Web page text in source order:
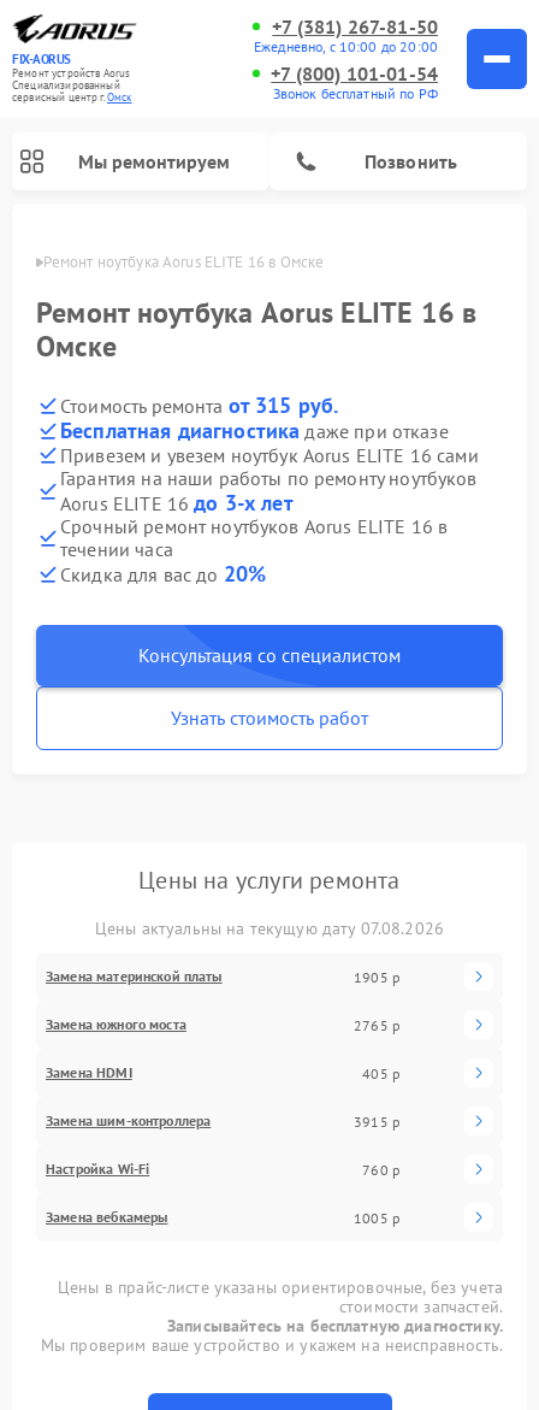
FIX-AORUS
Ремонт устройств Aorus
Специализированный
cервисный центр г.Омск
+7 (381) 267-81-50
Ежедневно, с 10:00 до 20:00
+7 (800) 101-01-54
Звонок бесплатный по РФ
Мы ремонтируем Позвонить
Ремонт ноутбука Aorus ELITE 16 в Омске
Ремонт ноутбука Aorus ELITE 16 в
Омске
Стоимость ремонта от 315 руб.
Бесплатная диагностика даже при отказе
Привезем и увезем ноутбук Aorus ELITE 16 сами
Гарантия на наши работы по ремонту ноутбуков
Aorus ELITE 16до 3-х лет
Срочный ремонт ноутбуков Aorus ELITE 16 в
течении часа
Скидка для вас до 20%
Консультация со специалистом
Узнать стоимость работ
Цены на услуги ремонта
Цены актуальны на текущую дату 07.08.2026
Замена материнской платы 1905 р
Замена южного моста 2765 р
Замена HDMI 405 р
Замена шим-контроллера 3915 р
Настройка Wi-Fi 760 р
Замена вебкамеры 1005 р
Цены в прайс-листе указаны ориентировочные, без учета
стоимости запчастей.
Записывайтесь на бесплатную диагностику.
Мы проверим ваше устройство и укажем на неисправность.